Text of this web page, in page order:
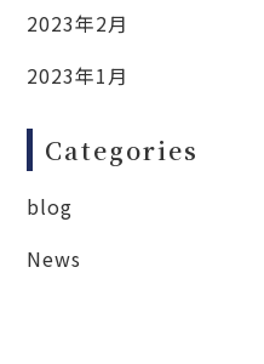
2023年2月
2023年1月
Categories
blog
News